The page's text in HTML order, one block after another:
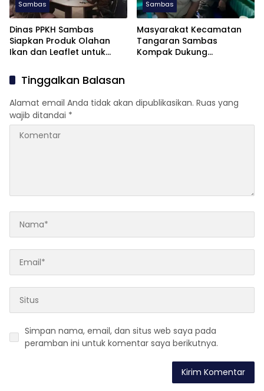
Sambas
Dinas PPKH Sambas
Siapkan Produk Olahan
Ikan dan Leaflet untuk
Sambas
Masyarakat Kecamatan
Tangaran Sambas
Kompak Dukung
Tinggalkan Balasan
Alamat email Anda tidak akan dipublikasikan. Ruas yang
wajib ditandai *
Simpan nama, email, dan situs web saya pada
peramban ini untuk komentar saya berikutnya.